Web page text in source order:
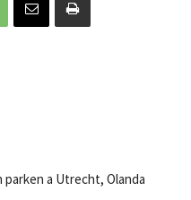
a Utrecht, Olanda